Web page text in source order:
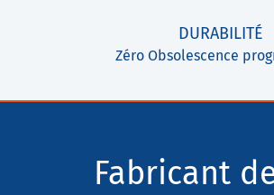
DURABILITÉ
Zéro Obsolescence
Fabricant